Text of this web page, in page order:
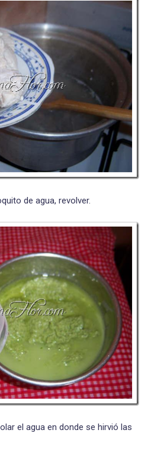
de agua, revolver.
el agua en donde se hirvió las